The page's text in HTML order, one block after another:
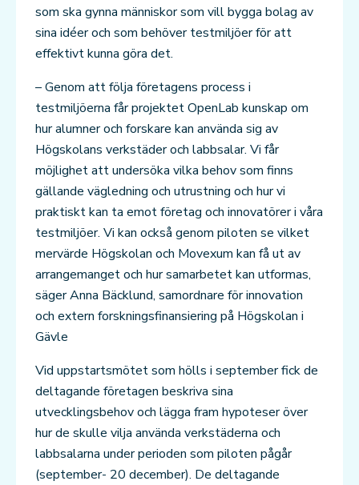
som ska gynna människor som vill bygga bolag av
sina idéer och som behöver testmiljöer för att
effektivt kunna göra det.
– Genom att följa företagens process i
testmiljöerna får projektet OpenLab kunskap om
hur alumner och forskare kan använda sig av
Högskolans verkstäder och labbsalar. Vi får
möjlighet att undersöka vilka behov som finns
gällande vägledning och utrustning och hur vi
praktiskt kan ta emot företag och innovatörer i våra
testmiljöer. Vi kan också genom piloten se vilket
mervärde Högskolan och Movexum kan få ut av
arrangemanget och hur samarbetet kan utformas,
säger Anna Bäcklund, samordnare för innovation
och extern forskningsfinansiering på Högskolan i
Gävle
Vid uppstartsmötet som hölls i september fick de
deltagande företagen beskriva sina
utvecklingsbehov och lägga fram hypoteser över
hur de skulle vilja använda verkstäderna och
labbsalarna under perioden som piloten pågår
(september- 20 december). De deltagande